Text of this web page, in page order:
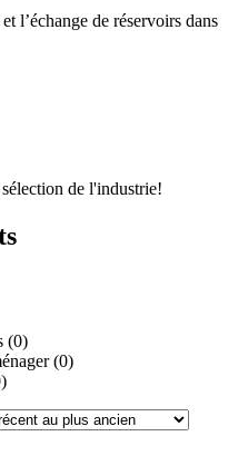
l’échange de réservoirs dans
de l'industrie!
(0)
(0)